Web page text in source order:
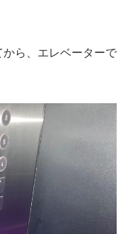
ら、エレベーターで